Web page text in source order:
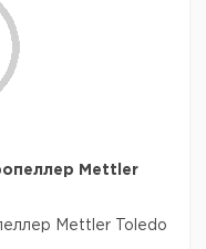
Mettler
Mettler Toledo